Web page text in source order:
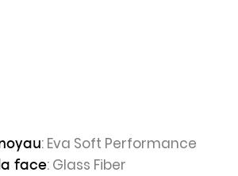
: Eva Soft Performance
face: Glass Fiber